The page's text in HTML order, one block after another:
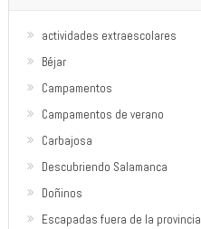
actividades extraescolares
Béjar
Campamentos
Campamentos de verano
Carbajosa
Descubriendo Salamanca
Doñinos
Escapadas fuera de la provincia